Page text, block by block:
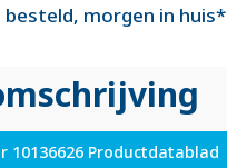
besteld, morgen in huis*
10136626 Productdatablad